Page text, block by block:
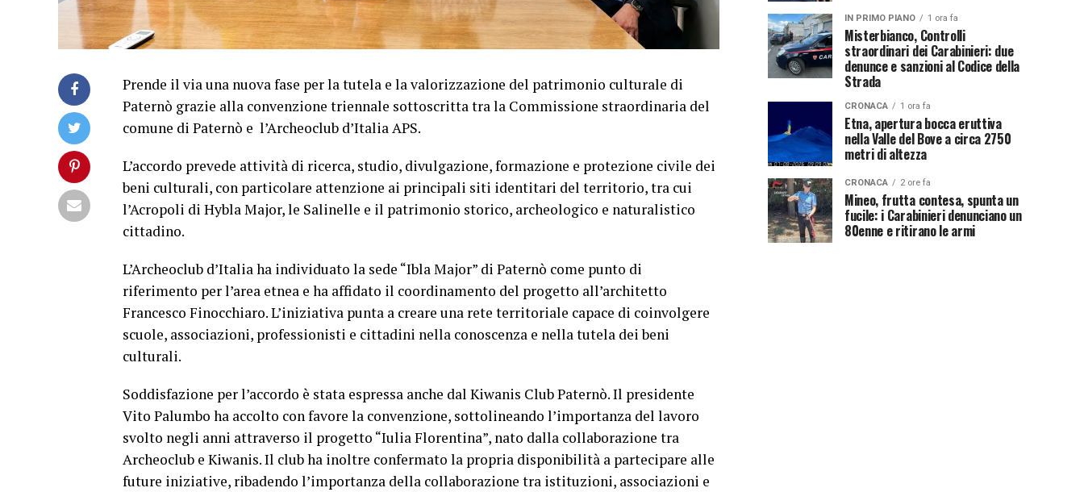
Prende il via una nuova fase per la tutela e la valorizzazione del patrimonio culturale di
Paternò grazie alla convenzione triennale sottoscritta tra la Commissione straordinaria del
comune di Paternò e l’Archeoclub d’Italia APS.
L’accordo prevede attività di ricerca, studio, divulgazione, formazione e protezione civile dei
beni culturali, con particolare attenzione ai principali siti identitari del territorio, tra cui
l’Acropoli di Hybla Major, le Salinelle e il patrimonio storico, archeologico e naturalistico
cittadino.
L’Archeoclub d’Italia ha individuato la sede “Ibla Major” di Paternò come punto di
riferimento per l’area etnea e ha affidato il coordinamento del progetto all’architetto
Francesco Finocchiaro. L’iniziativa punta a creare una rete territoriale capace di coinvolgere
scuole, associazioni, professionisti e cittadini nella conoscenza e nella tutela dei beni
culturali.
Soddisfazione per l’accordo è stata espressa anche dal Kiwanis Club Paternò. Il presidente
Vito Palumbo ha accolto con favore la convenzione, sottolineando l’importanza del lavoro
svolto negli anni attraverso il progetto “Iulia Florentina”, nato dalla collaborazione tra
Archeoclub e Kiwanis. Il club ha inoltre confermato la propria disponibilità a partecipare alle
future iniziative, ribadendo l’importanza della collaborazione tra istituzioni, associazioni e
IN PRIMO PIANO 1 ora fa
Misterbianco, Controlli
straordinari dei Carabinieri: due
denunce e sanzioni al Codice della
Strada
CRONACA 1 ora fa
Etna, apertura bocca eruttiva
nella Valle del Bove a circa 2750
metri di altezza
CRONACA 2 ore fa
Mineo, frutta contesa, spunta un
fucile: i Carabinieri denunciano un
80enne e ritirano le armi